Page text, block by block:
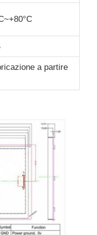
dell'affissione
a partire